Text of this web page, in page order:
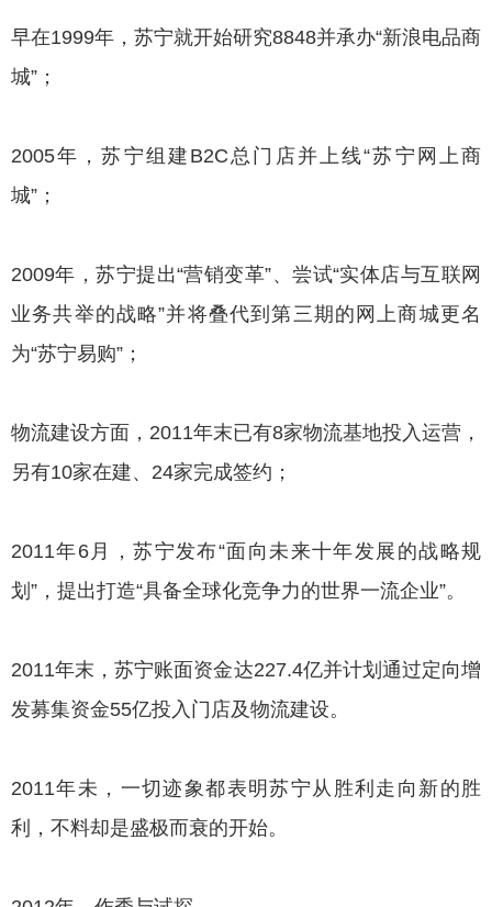
早在1999年，苏宁就开始研究8848并承办“新浪电品商
城”；
2005年，苏宁组建B2C总门店并上线“苏宁网上商
城”；
2009年，苏宁提出“营销变革”、尝试“实体店与互联网
业务共举的战略”并将叠代到第三期的网上商城更名
为“苏宁易购”；
物流建设方面，2011年末已有8家物流基地投入运营，
另有10家在建、24家完成签约；
2011年6月，苏宁发布“面向未来十年发展的战略规
划”，提出打造“具备全球化竞争力的世界一流企业”。
2011年末，苏宁账面资金达227.4亿并计划通过定向增
发募集资金55亿投入门店及物流建设。
2011年未，一切迹象都表明苏宁从胜利走向新的胜
利，不料却是盛极而衰的开始。